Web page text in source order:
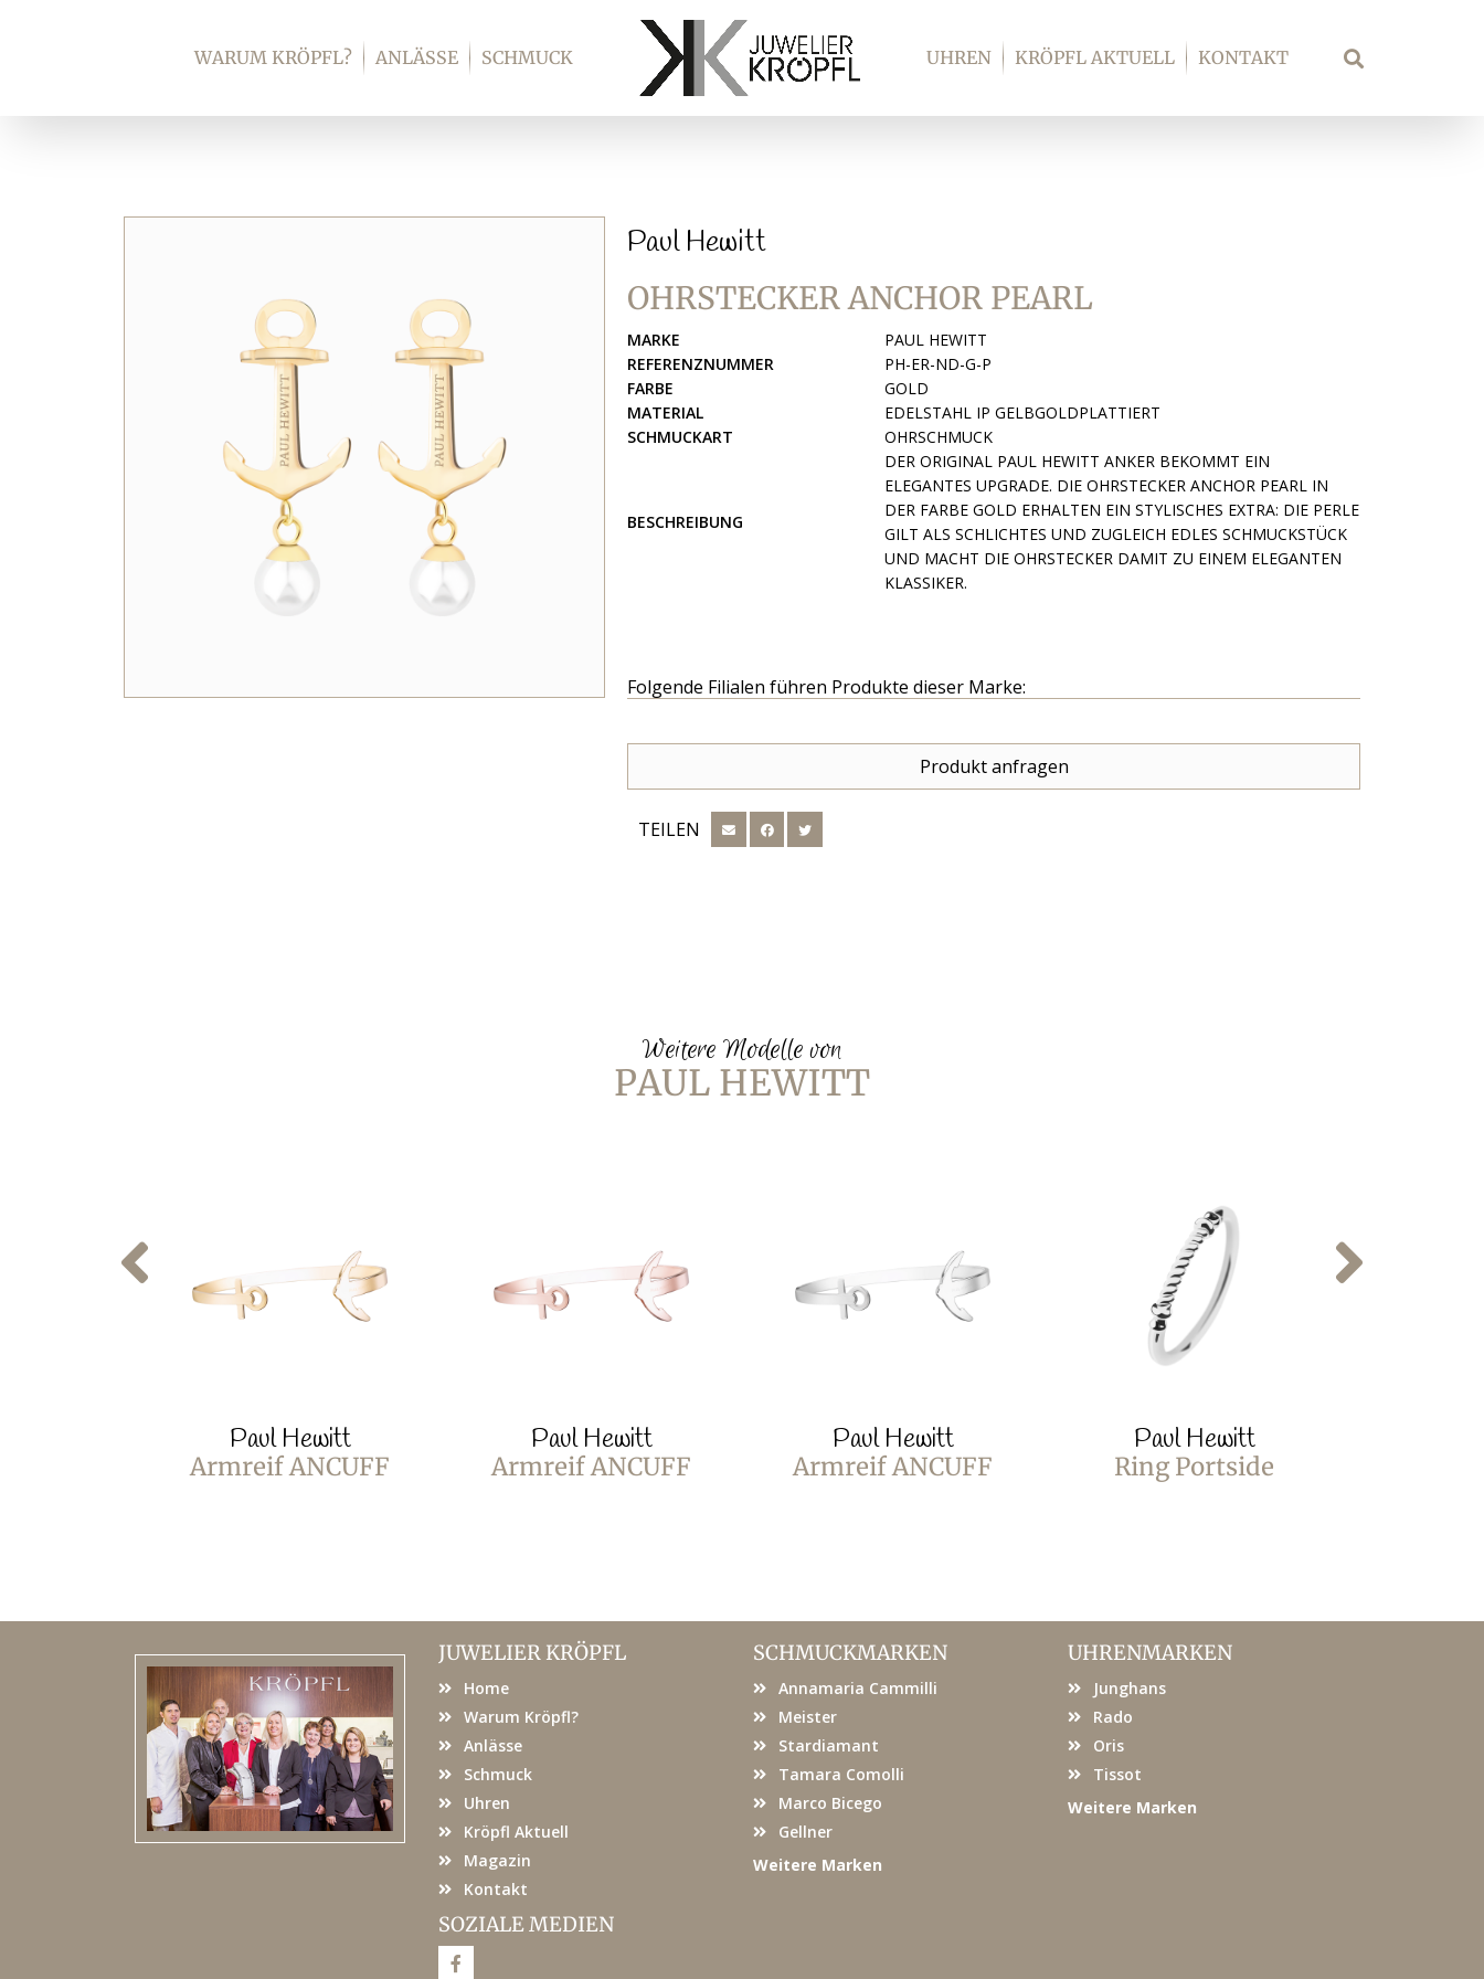
WARUM KRÖPFL? ANLÄSSE SCHMUCK UHREN KRÖPFL AKTUELL KONTAKT Suche
Paul Hewitt
OHRSTECKER ANCHOR PEARL
MARKE
PAUL HEWITT
REFERENZNUMMER
PH-ER-ND-G-P
FARBE
GOLD
MATERIAL
EDELSTAHL IP GELBGOLDPLATTIERT
SCHMUCKART
OHRSCHMUCK
BESCHREIBUNG
DER ORIGINAL PAUL HEWITT ANKER BEKOMMT EIN
ELEGANTES UPGRADE. DIE OHRSTECKER ANCHOR PEARL IN
DER FARBE GOLD ERHALTEN EIN STYLISCHES EXTRA: DIE PERLE
GILT ALS SCHLICHTES UND ZUGLEICH EDLES SCHMUCKSTÜCK
UND MACHT DIE OHRSTECKER DAMIT ZU EINEM ELEGANTEN
KLASSIKER.
Folgende Filialen führen Produkte dieser Marke:
Produkt anfragen
TEILEN
Weitere Modelle von
PAUL HEWITT
Paul Hewitt
Armreif ANCUFF
Paul Hewitt
Armreif ANCUFF
Paul Hewitt
Armreif ANCUFF
Paul Hewitt
Ring Portside
JUWELIER KRÖPFL
Home
Warum Kröpfl?
Anlässe
Schmuck
Uhren
Kröpfl Aktuell
Magazin
Kontakt
SOZIALE MEDIEN
F
a
SCHMUCKMARKEN
Annamaria Cammilli
Meister
Stardiamant
Tamara Comolli
Marco Bicego
Gellner
Weitere Marken
UHRENMARKEN
Junghans
Rado
Oris
Tissot
Weitere Marken